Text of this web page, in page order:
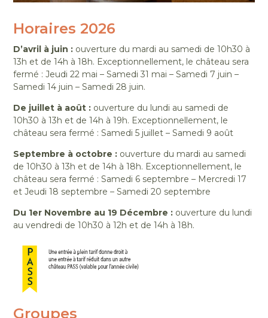
Horaires 2026
D’avril à juin : ouverture du mardi au samedi de 10h30 à
13h et de 14h à 18h. Exceptionnellement, le château sera
fermé : Jeudi 22 mai – Samedi 31 mai – Samedi 7 juin –
Samedi 14 juin – Samedi 28 juin.
De juillet à août : ouverture du lundi au samedi de
10h30 à 13h et de 14h à 19h. Exceptionnellement, le
château sera fermé : Samedi 5 juillet – Samedi 9 août
Septembre à octobre : ouverture du mardi au samedi
de 10h30 à 13h et de 14h à 18h. Exceptionnellement, le
château sera fermé : Samedi 6 septembre – Mercredi 17
et Jeudi 18 septembre – Samedi 20 septembre
Du 1er Novembre au 19 Décembre : ouverture du lundi
au vendredi de 10h30 à 12h et de 14h à 18h.
Groupes